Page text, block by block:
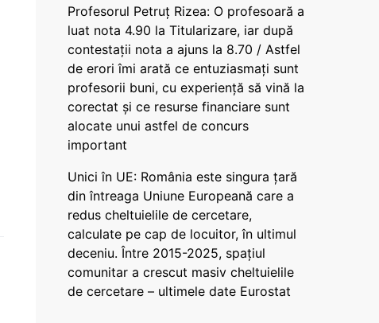
Profesorul Petruț Rizea: O profesoară a
luat nota 4.90 la Titularizare, iar după
contestații nota a ajuns la 8.70 / Astfel
de erori îmi arată ce entuziasmați sunt
profesorii buni, cu experiență să vină la
corectat și ce resurse financiare sunt
alocate unui astfel de concurs
important
Unici în UE: România este singura țară
din întreaga Uniune Europeană care a
redus cheltuielile de cercetare,
calculate pe cap de locuitor, în ultimul
deceniu. Între 2015-2025, spațiul
comunitar a crescut masiv cheltuielile
de cercetare – ultimele date Eurostat